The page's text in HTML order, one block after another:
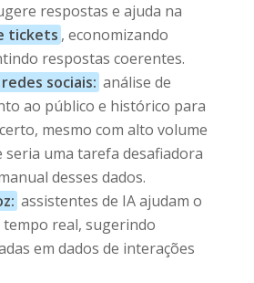
respostas e ajuda na
tickets , economizando
respostas coerentes.
sociais: análise de
ao público e histórico para
mesmo com alto volume
seria uma tarefa desafiadora
desses dados.
assistentes de IA ajudam o
real, sugerindo
em dados de interações